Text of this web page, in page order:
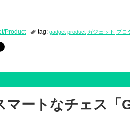
Product tag: gadget product ガジェット プロ
マートなチェス「